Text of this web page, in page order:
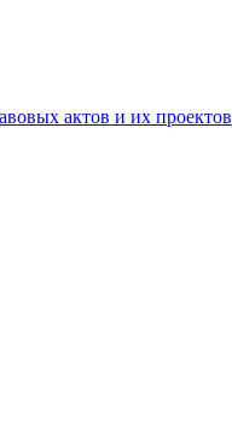
актов и их проектов